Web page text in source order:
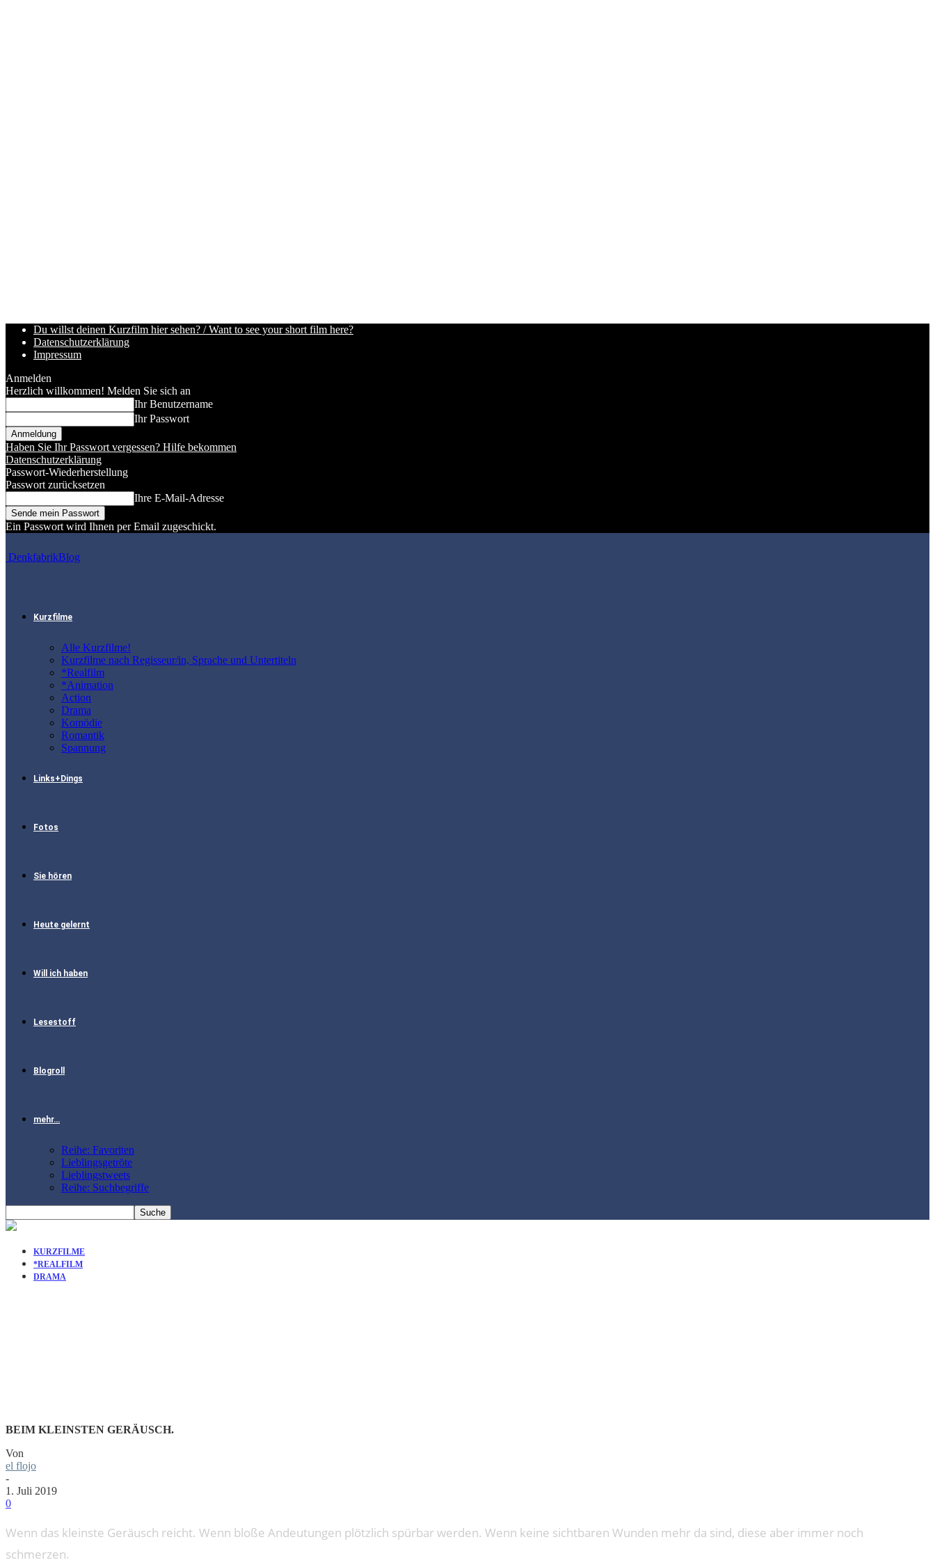
Du willst deinen Kurzfilm hier sehen? / Want to see your short film here?
Datenschutzerklärung
Impressum
Anmelden
Herzlich willkommen! Melden Sie sich an
Ihr Benutzername
Ihr Passwort
Haben Sie Ihr Passwort vergessen? Hilfe bekommen
Datenschutzerklärung
Passwort-Wiederherstellung
Passwort zurücksetzen
Ihre E-Mail-Adresse
Ein Passwort wird Ihnen per Email zugeschickt.
DenkfabrikBlog
Kurzfilme
Alle Kurzfilme!
Kurzfilme nach Regisseur/in, Sprache und Untertiteln
*Realfilm
*Animation
Action
Drama
Komödie
Romantik
Spannung
Links+Dings
Fotos
Sie hören
Heute gelernt
Will ich haben
Lesestoff
Blogroll
mehr…
Reihe: Favoriten
Lieblingsgetröte
Lieblingstweets
Reihe: Suchbegriffe
KURZFILME
*REALFILM
DRAMA
BEIM KLEINSTEN GERÄUSCH.
Von
el flojo
-
1. Juli 2019
0
Wenn das kleinste Geräusch reicht. Wenn bloße Andeutungen plötzlich spürbar werden. Wenn keine sichtbaren Wunden mehr da sind, diese aber immer noch
schmerzen.